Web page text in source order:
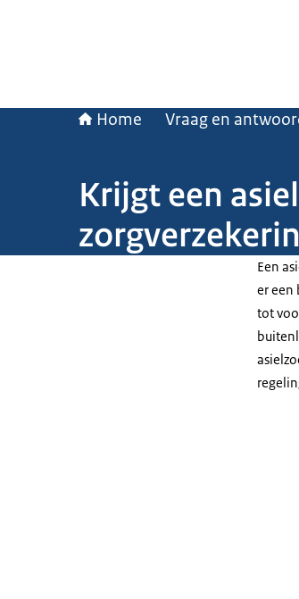
Home Vraag en
Krijgt een
Een
er een
tot